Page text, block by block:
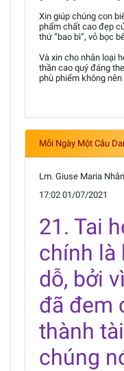
Xin giúp chúng con
phẩm chất cao đẹp
thứ “bao bì”, vỏ bọc
Và xin cho nhân loại
thần cao quý đáng
phù phiếm không
Mỗi Ngày Một Câu
Lm. Giuse Maria
17:02 01/07/2021
21. Tai
chính là
dỗ, bởi
đã đem
thành
chúng